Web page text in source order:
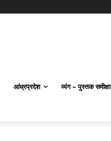
आंध्रप्रदेश व्यंग – पुस्तक समीक्षा